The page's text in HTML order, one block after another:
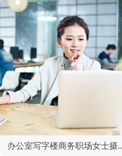
办公室写字